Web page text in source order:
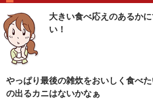
大きい食べ応えのあるか
い！
やっぱり最後の雑炊をおいしく食べ
の出るカニはないかなぁ